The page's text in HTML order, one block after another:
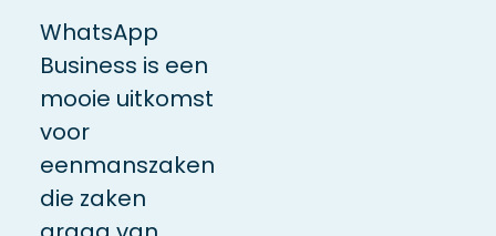
WhatsApp
Business is een
mooie uitkomst
voor
eenmanszaken
die zaken